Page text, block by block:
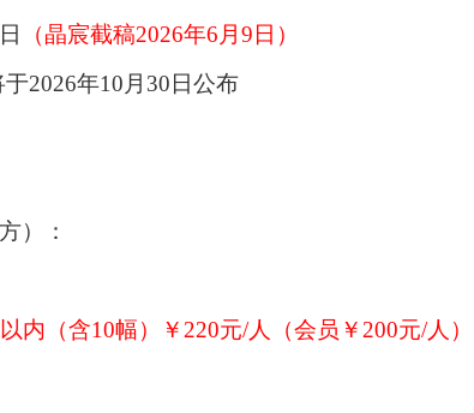
日 （晶宸截稿2026年6 月 9 日）
于2026年10 月 30 日公布
）：
内（含10幅）￥ 220元/人（会员￥ 200元/人）